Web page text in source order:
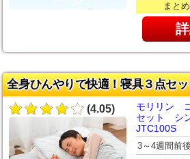
まと
全身ひんやりで快適！寝具３点セ
(4.05)
モリリン
セット シ
JTC100S
3～4週間前